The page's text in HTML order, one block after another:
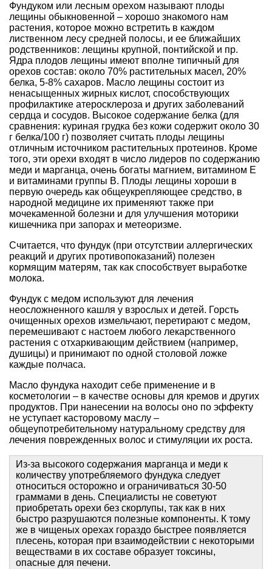
Фундуком или лесным орехом называют плоды
лещины обыкновенной – хорошо знакомого нам
растения, которое можно встретить в каждом
лиственном лесу средней полосы, и ее ближайших
родственников: лещины крупной, понтийской и пр.
Ядра плодов лещины имеют вполне типичный для
орехов состав: около 70% растительных масел, 20%
белка, 5-8% сахаров. Масло лещины состоит из
ненасыщенных жирных кислот, способствующих
профилактике атеросклероза и других заболеваний
сердца и сосудов. Высокое содержание белка (для
сравнения: куриная грудка без кожи содержит около 30
г белка/100 г) позволяет считать плоды лещины
отличным источником растительных протеинов. Кроме
того, эти орехи входят в число лидеров по содержанию
меди и марганца, очень богаты магнием, витамином Е
и витаминами группы В. Плоды лещины хороши в
первую очередь как общеукрепляющее средство, в
народной медицине их применяют также при
мочекаменной болезни и для улучшения моторики
кишечника при запорах и метеоризме.
Считается, что фундук (при отсутствии аллергических
реакций и других противопоказаний) полезен
кормящим матерям, так как способствует выработке
молока.
Фундук с медом используют для лечения
неосложненного кашля у взрослых и детей. Горсть
очищенных орехов измельчают, перетирают с медом,
перемешивают с настоем любого лекарственного
растения с отхаркивающим действием (например,
душицы) и принимают по одной столовой ложке
каждые полчаса.
Масло фундука находит себе применение и в
косметологии – в качестве основы для кремов и других
продуктов. При нанесении на волосы оно по эффекту
не уступает касторовому маслу –
общеупотребительному натуральному средству для
лечения поврежденных волос и стимуляции их роста.
Из-за высокого содержания марганца и меди к
количеству употребляемого фундука следует
относиться осторожно и ограничиваться 30-50
граммами в день. Специалисты не советуют
приобретать орехи без скорлупы, так как в них
быстро разрушаются полезные компоненты. К тому
же в чищеных орехах гораздо быстрее появляется
плесень, которая при взаимодействии с некоторыми
веществами в их составе образует токсины,
опасные для печени.